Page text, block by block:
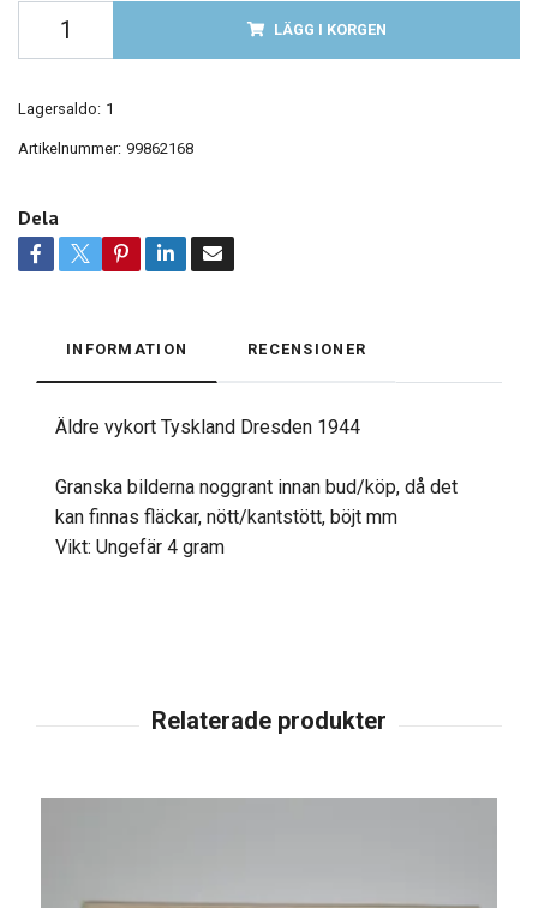
LÄGG I KORGEN
Lagersaldo: 1
Artikelnummer: 99862168
Dela
INFORMATION RECENSIONER
Äldre vykort Tyskland Dresden 1944
Granska bilderna noggrant innan bud/köp, då det
kan finnas fläckar, nött/kantstött, böjt mm
Vikt: Ungefär 4 gram